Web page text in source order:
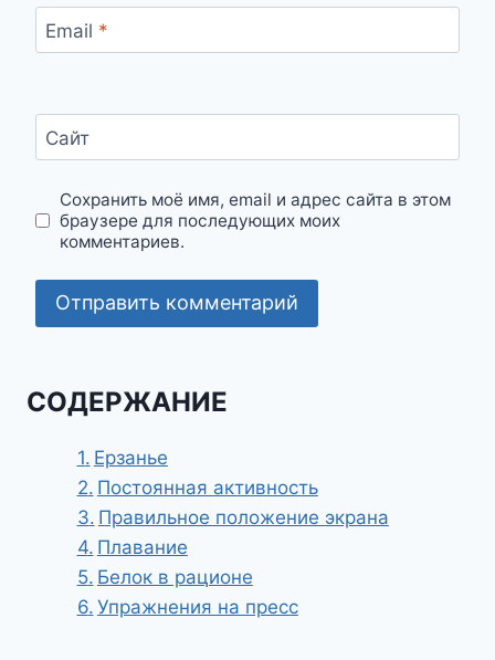
Email *
Сайт
Сохранить моё имя, email и адрес сайта в этом
браузере для последующих моих
комментариев.
СОДЕРЖАНИЕ
Ерзанье
Постоянная активность
Правильное положение экрана
Плавание
Белок в рационе
Упражнения на пресс